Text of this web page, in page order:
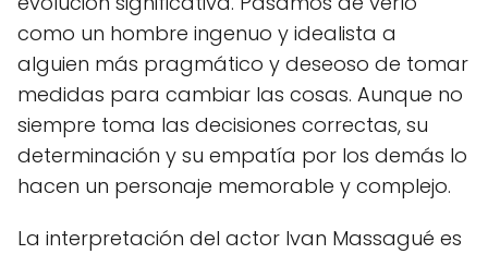
como un hombre ingenuo y idealista a
alguien más pragmático y deseoso de tomar
medidas para cambiar las cosas. Aunque no
siempre toma las decisiones correctas, su
determinación y su empatía por los demás lo
hacen un personaje memorable y complejo.
La interpretación del actor Ivan Massagué es